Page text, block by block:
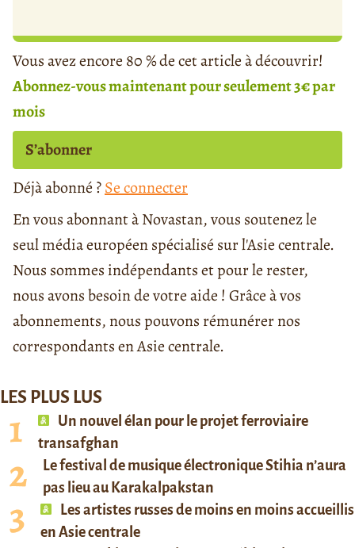
Vous avez encore 80 % de cet article à découvrir!
Abonnez-vous maintenant pour seulement 3€ par
mois
S’abonner
Déjà abonné ?Se connecter
En vous abonnant à Novastan, vous soutenez le
seul média européen spécialisé sur l'Asie centrale.
Nous sommes indépendants et pour le rester,
nous avons besoin de votre aide ! Grâce à vos
abonnements, nous pouvons rémunérer nos
correspondants en Asie centrale.
LES PLUS LUS
Un nouvel élan pour le projet ferroviaire
transafghan
Le festival de musique électronique Stihia n’aura
pas lieu au Karakalpakstan
Les artistes russes de moins en moins accueillis
en Asie centrale